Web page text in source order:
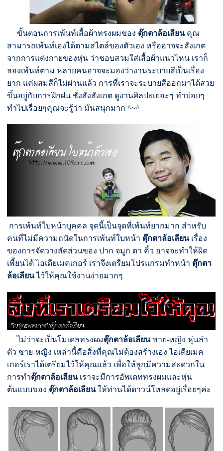
ขั้นตอนการเพ้นท์เสื้อผ้าทรงผมของ ตุ๊กตาล้อเลียนคุณ
สามารถเพ้นท์เองได้ตามสไตล์ของตัวเอง หรืออาจจะสังเกต
จากการแต่งกายของหุ่น ว่าชอบสวมใส่เสื้อผ้าแนวไหน เราก็
ลองเพ้นท์ตาม หลายคนอาจจะมองว่างานระบายสีเป็นเรื่อง
ยาก แค่ผสมสีก็ไม่ผ่านแล้ว การที่เราจะระบายสีออกมาได้สวย
ขึ้นอยู่กับการฝึกฝน ชั่งสังสังเกต ดูงานศิลปะเยอะๆ ทำบ่อยๆ
ทำไปเรื่อยๆคุณจะรู้ว่า มันสนุกมาก ^~^
การเพ้นท์ใบหน้าบุคคล จุดนี้เป็นจุดที่เพ้นท์ยากมาก สำหรับ
คนที่ไม่มีความถนัดในการเพ้นท์ใบหน้า ตุ๊กตาล้อเลียนเรื่อง
ของการจัดวางสัดส่วนของ ปาก จมูก ตา คิ้ว อาจจะทำให้ผิด
เพี้ยนได้ ไอเดียเมคเกอร์ เราจึงเตรียมโปรแกรมทำหน้า ตุ๊กตา
ล้อเลียนไว้ให้คุณใช้งานง่ายมากๆ
ไม่ว่าจะเป็นโมเดลทรงผมตุ๊กตาล้อเลียนชาย-หญิง หุ่นลำ
ตัว ชาย-หญิง เหล่านี้คือสิ่งที่คุณไม่ต้องสร้างเอง ไอเดียเมค
เกอร์เราได้เตรียมไว้ให้คุณแล้ว เพื่อให้ลูกมีความสะดวกใน
การทำตุ๊กตาล้อเลียนเราจะมีการอัพเดททรงผมและหุ่น
ต้นแบบของ ตุ๊กตาล้อเลียนให้ท่านได้ดาวน์โหลดอยู่เรื่อยๆค่ะ